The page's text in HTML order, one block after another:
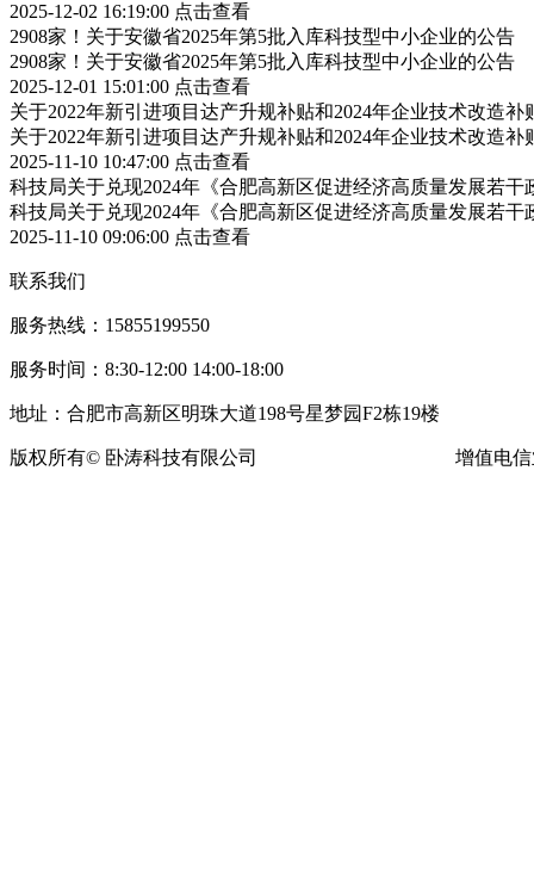
2025-12-02 16:19:00 点击查看
2908家！关于安徽省2025年第5批入库科技型中小企业的公告
2908家！关于安徽省2025年第5批入库科技型中小企业的公告
2025-12-01 15:01:00 点击查看
关于2022年新引进项目达产升规补贴和2024年企业技术改造
关于2022年新引进项目达产升规补贴和2024年企业技术改造
2025-11-10 10:47:00 点击查看
科技局关于兑现2024年《合肥高新区促进经济高质量发展若
科技局关于兑现2024年《合肥高新区促进经济高质量发展若
2025-11-10 09:06:00 点击查看
联系我们
服务热线：15855199550
服务时间：8:30-12:00 14:00-18:00
地址：合肥市高新区明珠大道198号星梦园F2栋19楼
版权所有© 卧涛科技有限公司 增值电